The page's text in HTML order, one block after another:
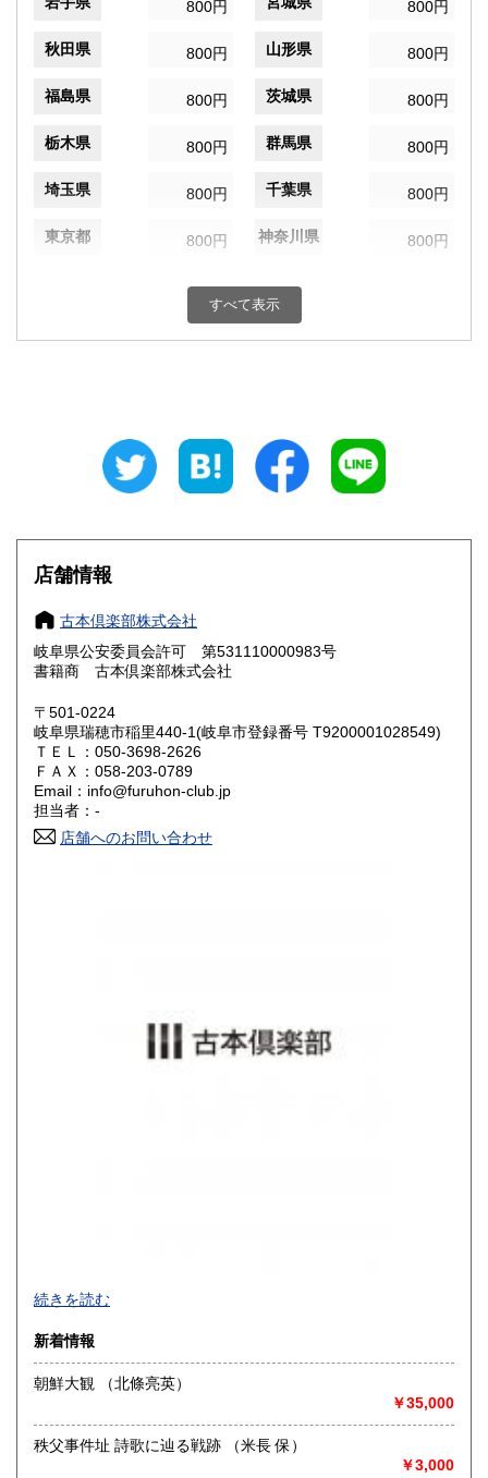
800円 800円
秋田県 800円 山形県 800円
福島県 800円 茨城県 800円
栃木県 800円 群馬県 800円
埼玉県 800円 千葉県 800円
東京都 800円 神奈川県 800円
800円 富山県
800円 三重県
大阪府
奈良県 800円
鳥取県 800円 島根県
岡山県
山口県 800円
香川県 800円
高知県 800円
1,200円
すべて表示
店舗情報
古本倶楽部株式会社
岐阜県公安委員会許可 第531110000983号
書籍商 古本倶楽部株式会社
〒501-0224
岐阜県瑞穂市稲里440-1(岐阜市登録番号 T9200001028549)
ＴＥＬ：050-3698-2626
ＦＡＸ：058-203-0789
Email：info@furuhon-club.jp
担当者：-
店舗へのお問い合わせ
買取品目一覧
術・アート・建築・書道・理工学・東洋医学・ビジネス書・
武道・山岳・オカルト・幻想文学・サブカルチャー・70年
代、80年代アイドル・アニメ・漫画・雑誌・アダルト・マニ
◎メディア商品【ジャズ・ロック・クラシック・映画・アニ
メ・ゲーム・声優・アイドル・ビジネス・アダルト・車・バ
続きを読む
新着情報
朝鮮大観 （北條亮英）
￥35,000
秩父事件址 詩歌に辿る戦跡 （米長 保）
￥3,000